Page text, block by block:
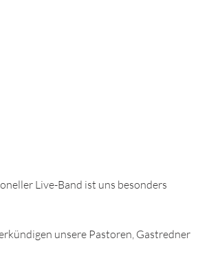
Live-Band ist uns besonders
unsere Pastoren, Gastredner